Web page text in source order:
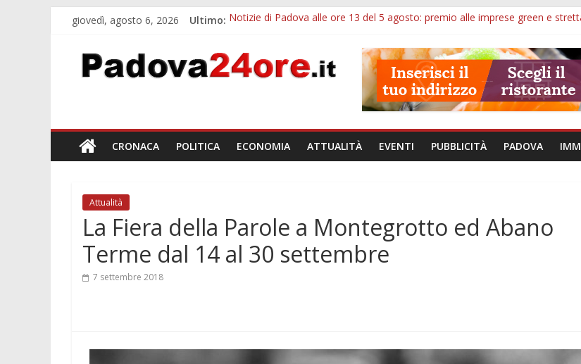
giovedì, agosto 6, 2026 Ultimo: Notizie di Padova alle ore 13 del 5 agosto: premio alle imprese green e
Transizione 4.0, più tempo alle imprese del Padovano: prorogate le
Quando le dimissioni non fanno perdere la NASpI: le tutele previste nei casi di
Malattie neurodegenerative, uno studio dell’Università di Padova parte
CRONACA POLITICA ECONOMIA ATTUALITÀ EVENTI PUBBLICITÀ PADOVA
Attualità
La Fiera della Parole a Montegrotto ed Abano
Terme dal 14 al 30 settembre
7 settembre 2018